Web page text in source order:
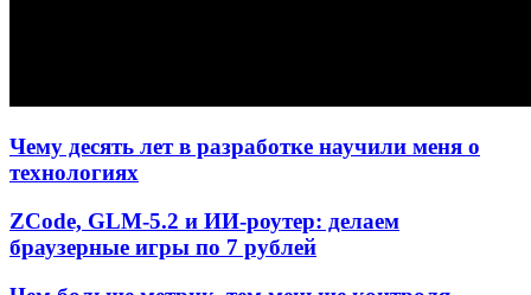
Чему десять лет в разработке научили меня о
технологиях
ZCode, GLM-5.2 и ИИ-роутер: делаем
браузерные игры по 7 рублей